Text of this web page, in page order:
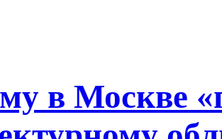
в Москве